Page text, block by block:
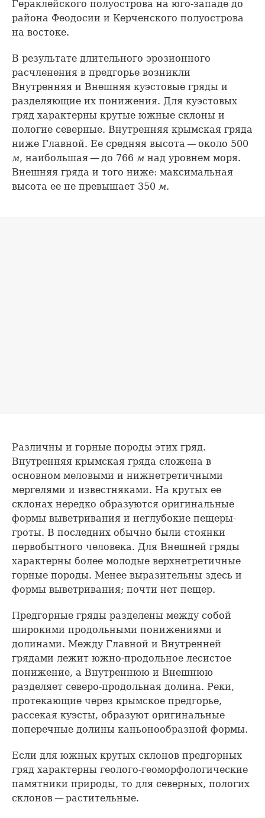
Гераклейского полуострова на юго-западе до
района Феодосии и Керченского полуострова
на востоке.
В результате длительного эрозионного
расчленения в предгорье возникли
Внутренняя и Внешняя куэстовые гряды и
разделяющие их понижения. Для куэстовых
гряд характерны крутые южные склоны и
пологие северные. Внутренняя крымская гряда
ниже Главной. Ее средняя высота — около 500
м, наибольшая — до 766 м над уровнем моря.
Внешняя гряда и того ниже: максимальная
высота ее не превышает 350 м.
Различны и горные породы этих гряд.
Внутренняя крымская гряда сложена в
основном меловыми и нижнетретичными
мергелями и известняками. На крутых ее
склонах нередко образуются оригинальные
формы выветривания и неглубокие пещеры-
гроты. В последних обычно были стоянки
первобытного человека. Для Внешней гряды
характерны более молодые верхнетретичные
горные породы. Менее выразительны здесь и
формы выветривания; почти нет пещер.
Предгорные гряды разделены между собой
широкими продольными понижениями и
долинами. Между Главной и Внутренней
грядами лежит южно-продольное лесистое
понижение, а Внутреннюю и Внешнюю
разделяет северо-продольная долина. Реки,
протекающие через крымское предгорье,
рассекая куэсты, образуют оригинальные
поперечные долины каньонообразной формы.
Если для южных крутых склонов предгорных
гряд характерны геолого-геоморфологические
памятники природы, то для северных, пологих
склонов — растительные.